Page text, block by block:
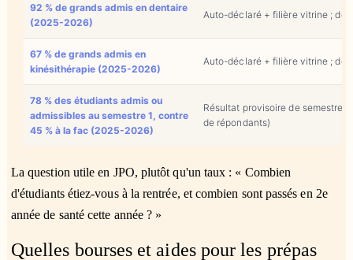
92 % de grands admis en dentaire
(2025-2026)
Auto-déclaré + filière vitrine ;
67 % de grands admis en
kinésithérapie (2025-2026)
Auto-déclaré + filière vitrine ;
78 % des étudiants admis ou
admissibles au semestre 1, contre
45 % à la fac (2025-2026)
Résultat provisoire de semestre
de répondants)
La question utile en JPO, plutôt qu'un taux : « Combien
d'étudiants étiez-vous à la rentrée, et combien sont passés en 2e
année de santé cette année ? »
Quelles bourses et aides pour les prépas